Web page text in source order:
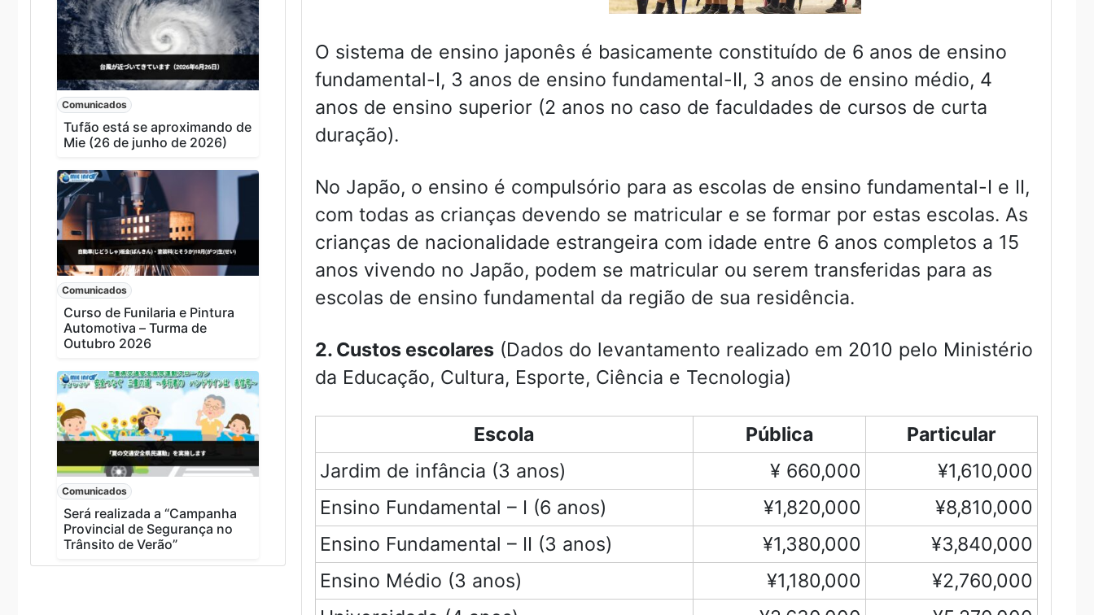
Comunicados
Tufão está se aproximando de
Mie (26 de junho de 2026)
Comunicados
Curso de Funilaria e Pintura
Automotiva – Turma de
Outubro 2026
Comunicados
Será realizada a “Campanha
Provincial de Segurança no
Trânsito de Verão”
O sistema de ensino japonês é basicamente constituído de 6 anos de ensino
fundamental-I, 3 anos de ensino fundamental-II, 3 anos de ensino médio, 4
anos de ensino superior (2 anos no caso de faculdades de cursos de curta
duração).
No Japão, o ensino é compulsório para as escolas de ensino fundamental-I e II,
com todas as crianças devendo se matricular e se formar por estas escolas. As
crianças de nacionalidade estrangeira com idade entre 6 anos completos a 15
anos vivendo no Japão, podem se matricular ou serem transferidas para as
escolas de ensino fundamental da região de sua residência.
2. Custos escolares(Dados do levantamento realizado em 2010 pelo Ministério
da Educação, Cultura, Esporte, Ciência e Tecnologia)
Escola Pública
Particular
Jardim de infância (3 anos)
¥ 660,000
¥1,610,000
Ensino Fundamental – I (6 anos)
¥1,820,000
¥8,810,000
Ensino Fundamental – II (3 anos)
¥1,380,000
¥3,840,000
Ensino Médio (3 anos)
¥1,180,000
¥2,760,000